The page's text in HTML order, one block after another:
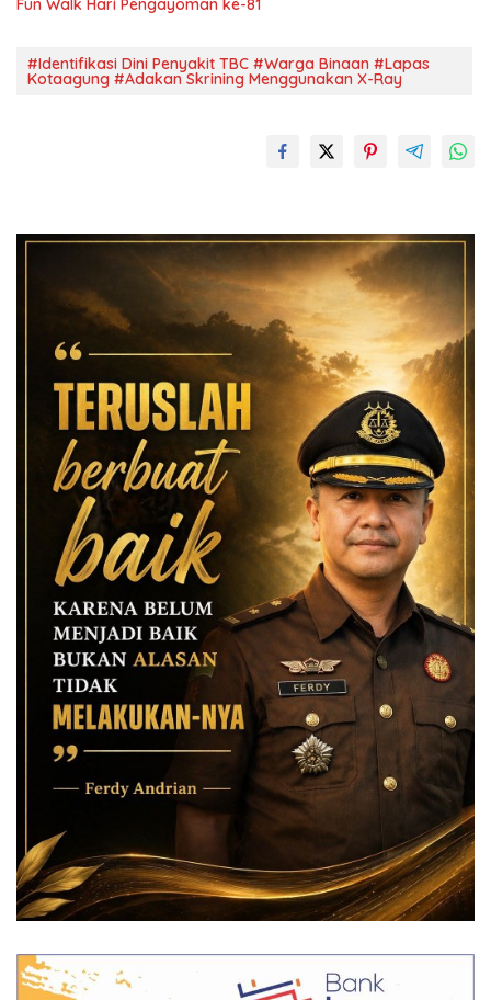
Fun Walk Hari Pengayoman ke-81
#Identifikasi Dini Penyakit TBC #Warga Binaan #Lapas
Kotaagung #Adakan Skrining Menggunakan X-Ray